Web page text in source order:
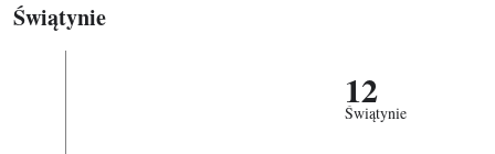
Świątynie
12
Świątynie